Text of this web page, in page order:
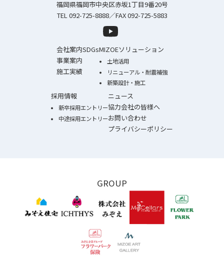
福岡県福岡市中央区赤坂1丁目9番20号
TEL 092-725-8888／FAX 092-725-5883
会社案内
事業案内
施工実績
SDGsMIZOEソリューション
土地活用
リニューアル・耐震補強
新築設計・施工
採用情報
新卒採用エントリー
中途採用エントリー
ニュース
協力会社の皆様へ
お問い合わせ
プライバシーポリシー
GROUP